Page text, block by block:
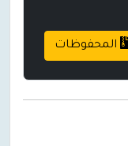
المحفوظات